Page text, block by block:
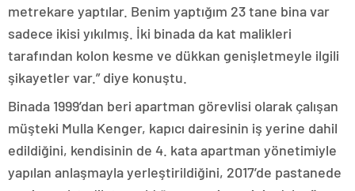
metrekare yaptılar. Benim yaptığım 23 tane bina var
sadece ikisi yıkılmış. İki binada da kat malikleri
tarafından kolon kesme ve dükkan genişletmeyle ilgili
şikayetler var.” diye konuştu.
Binada 1999’dan beri apartman görevlisi olarak çalışan
müşteki Mulla Kenger, kapıcı dairesinin iş yerine dahil
edildiğini, kendisinin de 4. kata apartman yönetimiyle
yapılan anlaşmayla yerleştirildiğini, 2017’de pastanede